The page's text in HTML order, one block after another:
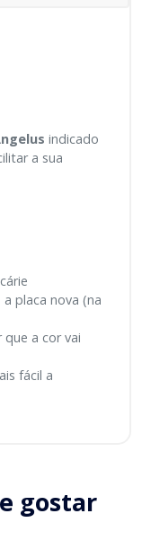
indicado
a sua
placa nova (na
que a cor vai
fácil a
gostar